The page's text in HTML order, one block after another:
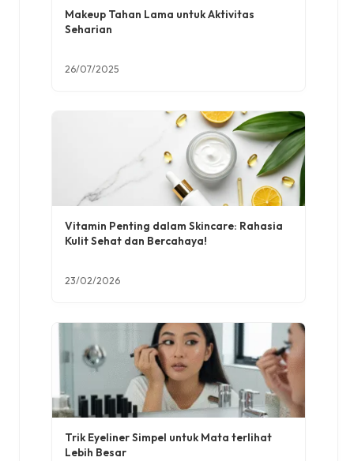
Makeup Tahan Lama untuk Aktivitas
Seharian
26/07/2025
Vitamin Penting dalam Skincare: Rahasia
Kulit Sehat dan Bercahaya!
23/02/2026
Trik Eyeliner Simpel untuk Mata terlihat
Lebih Besar